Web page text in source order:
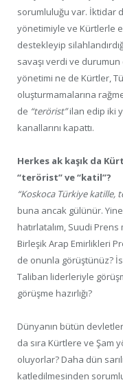
sorumluluğu var. İktidar
yönetimiyle ve Kürtlerle
destekleyip
savaşı verdi ve
yönetimi ne de Kürtler,
oluşturmamalarına
de “terörist”ilan edip iki
kanallarını kapattı.
Herkes ak kaşık da
“terörist” ve “katil”?
“Koskoca Türkiye katille,
buna ancak gülünür.
hatırlatalım, Suudi
Birleşik Arap Emirlikleri
de onunla görüştünüz?
Taliban liderleriyle
görüşme hazırlığı?
Dünyanın bütün
da sıra Kürtlere ve Şam
oluyorlar? Daha dün
katledilmesinden